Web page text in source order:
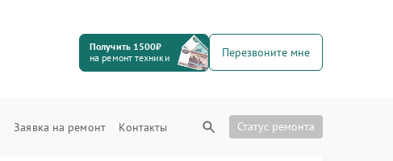
Получить 1500₽
на ремонт техники
Перезвоните мне
Заявка на ремонт Контакты Статус ремонта